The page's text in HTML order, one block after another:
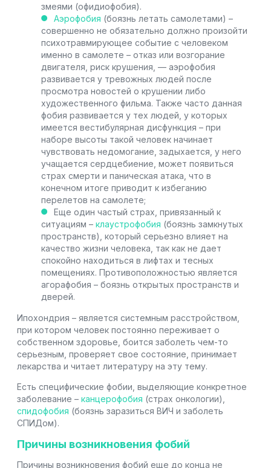
змеями (офидиофобия).
Аэрофобия (боязнь летать самолетами) –
совершенно не обязательно должно произойти
психотравмирующее событие с человеком
именно в самолете – отказ или возгорание
двигателя, риск крушения, — аэрофобия
развивается у тревожных людей после
просмотра новостей о крушении либо
художественного фильма. Также часто данная
фобия развивается у тех людей, у которых
имеется вестибулярная дисфункция – при
наборе высоты такой человек начинает
чувствовать недомогание, задыхается, у него
учащается сердцебиение, может появиться
страх смерти и паническая атака, что в
конечном итоге приводит к избеганию
перелетов на самолете;
Еще один частый страх, привязанный к
ситуациям – клаустрофобия (боязнь замкнутых
пространств), который серьезно влияет на
качество жизни человека, так как не дает
спокойно находиться в лифтах и тесных
помещениях. Противоположностью является
агорафобия – боязнь открытых пространств и
дверей.
Ипохондрия – является системным расстройством,
при котором человек постоянно переживает о
собственном здоровье, боится заболеть чем-то
серьезным, проверяет свое состояние, принимает
лекарства и читает литературу на эту тему.
Есть специфические фобии, выделяющие конкретное
заболевание – канцерофобия (страх онкологии),
спидофобия (боязнь заразиться ВИЧ и заболеть
СПИДом).
Причины возникновения фобий
Причины возникновения фобий еще до конца не